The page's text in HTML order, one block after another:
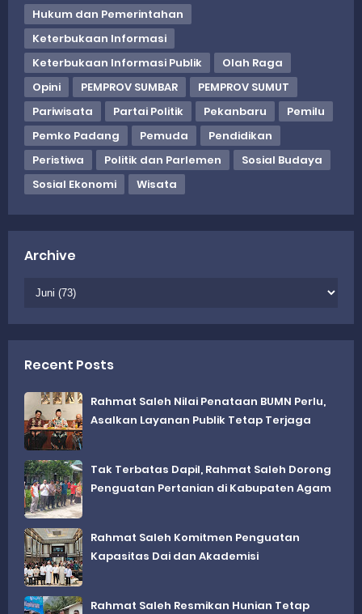
Hukum dan Pemerintahan
Keterbukaan Informasi
Keterbukaan Informasi Publik
Olah Raga
Opini
PEMPROV SUMBAR
PEMPROV SUMUT
Pariwisata
Partai Politik Pekanbaru
Pemilu
Pemko Padang
Pemuda
Pendidikan
Peristiwa
Politik dan Parlemen
Sosial Budaya
Sosial Ekonomi
Wisata
Archive
Recent Posts
Rahmat Saleh Nilai Penataan BUMN Perlu,
Asalkan Layanan Publik Tetap Terjaga
Tak Terbatas Dapil, Rahmat Saleh Dorong
Penguatan Pertanian di Kabupaten Agam
Rahmat Saleh Komitmen Penguatan
Kapasitas Dai dan Akademisi
Rahmat Saleh Resmikan Hunian Tetap